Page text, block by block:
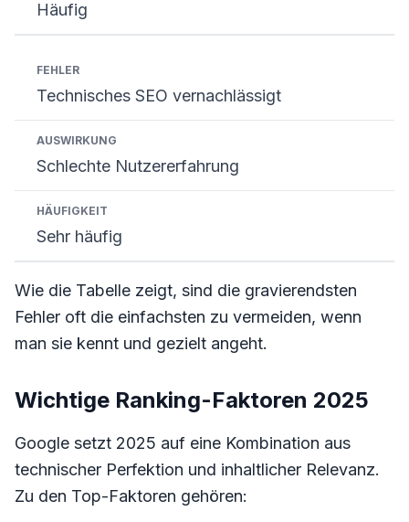
Häufig
Technisches SEO vernachlässigt
Schlechte Nutzererfahrung
Sehr häufig
Wie die Tabelle zeigt, sind die gravierendsten
Fehler oft die einfachsten zu vermeiden, wenn
man sie kennt und gezielt angeht.
Wichtige Ranking-Faktoren 2025
Google setzt 2025 auf eine Kombination aus
technischer Perfektion und inhaltlicher Relevanz.
Zu den Top-Faktoren gehören: